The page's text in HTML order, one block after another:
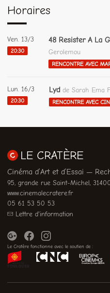
Horaires
Ven. 13/3
20:30
48 Resister A La
Gerolemou
RENCONTRE AVEC
Lun. 16/3
20:30
Lyd de Sarah Ema
RENCONTRE AVEC
LE CRATÈRE
Cinéma d’Art et d’Essai —
95, grande rue Saint-Michel,
www.cinemalecratere.fr
05 61 53 50 53
Lettre d'information
Le Cratère fonctionne avec le soutien de :